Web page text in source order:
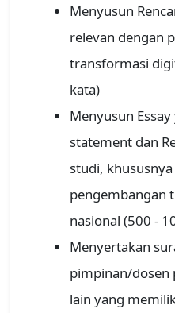
Menyusun
relevan dengan
transformasi
kata)
Menyusun
statement dan
studi,
pengembangan
nasional (500 -
Menyertakan
pimpinan/
lain yang